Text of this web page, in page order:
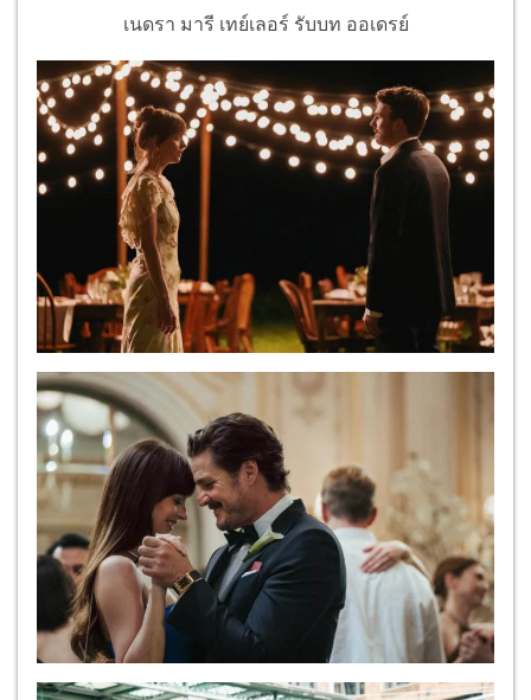
เนดรา มารี เทย์เลอร์ รับบท ออเดรย์